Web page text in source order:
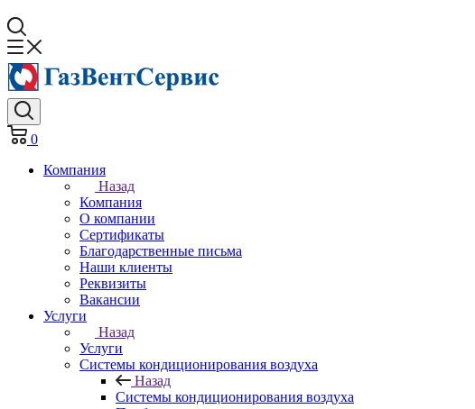
0
Компания
Назад
Компания
О компании
Сертификаты
Благодарственные письма
Наши клиенты
Реквизиты
Вакансии
Услуги
Назад
Услуги
Системы кондиционирования воздуха
Назад
Системы кондиционирования воздуха